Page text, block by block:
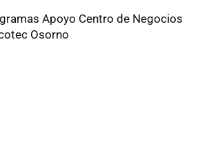
Apoyo Centro de Negocios
Osorno